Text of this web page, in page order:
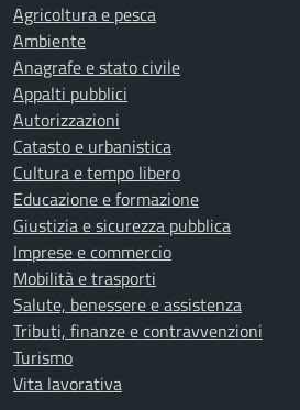
Agricoltura e pesca
Ambiente
Anagrafe e stato civile
Appalti pubblici
Autorizzazioni
Catasto e urbanistica
Cultura e tempo libero
Educazione e formazione
Giustizia e sicurezza pubblica
Imprese e commercio
Mobilità e trasporti
Salute, benessere e assistenza
Tributi, finanze e contravvenzioni
Turismo
Vita lavorativa